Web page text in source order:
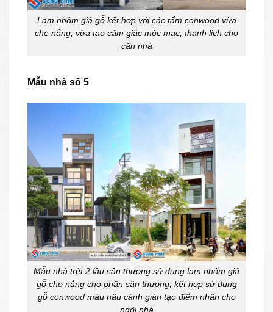
Lam nhôm giả gỗ kết hợp với các tấm conwood vừa
che nắng, vừa tạo cảm giác mộc mạc, thanh lịch cho
căn nhà
Mẫu nhà số 5
Mẫu nhà trệt 2 lầu sân thượng sử dụng lam nhôm giả
gỗ che nắng cho phần sân thượng, kết hợp sử dụng
gỗ conwood màu nâu cánh gián tạo điểm nhấn cho
ngôi nhà